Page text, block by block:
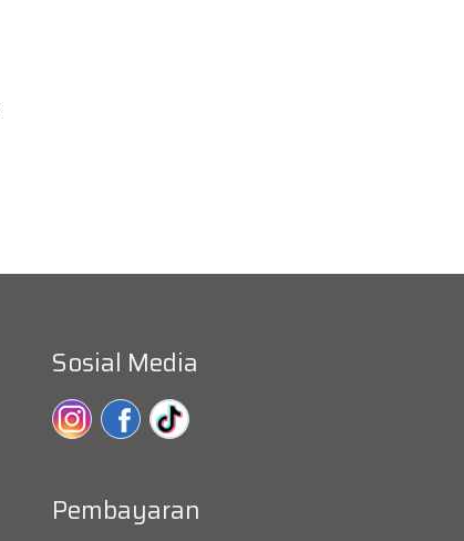
Sosial Media
Pembayaran